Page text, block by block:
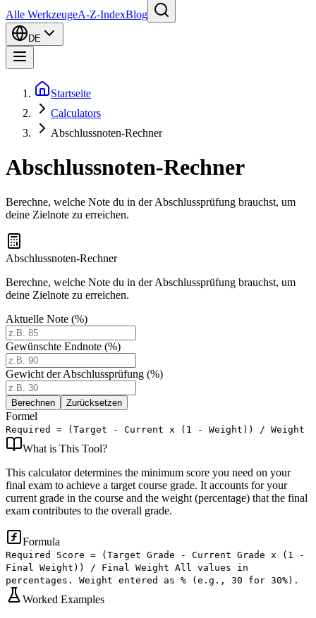
Alle WerkzeugeA-Z-IndexBlog
DE
Startseite
Calculators
Abschlussnoten-Rechner
Abschlussnoten-Rechner
Berechne, welche Note du in der Abschlussprüfung brauchst, um
deine Zielnote zu erreichen.
Abschlussnoten-Rechner
Berechne, welche Note du in der Abschlussprüfung brauchst, um
deine Zielnote zu erreichen.
Aktuelle Note (%)
Gewünschte Endnote (%)
Gewicht der Abschlussprüfung (%)
Berechnen Zurücksetzen
Formel
Required = (Target - Current x (1 - Weight)) / Weight
What is This Tool?
This calculator determines the minimum score you need on your
final exam to achieve a target course grade. It accounts for your
current grade in the course and the weight (percentage) that the final
exam contributes to the overall grade.
Formula
Required Score = (Target Grade - Current Grade x (1 -
Final Weight)) / Final Weight All values in
percentages. Weight entered as % (e.g., 30 for 30%).
Worked Examples